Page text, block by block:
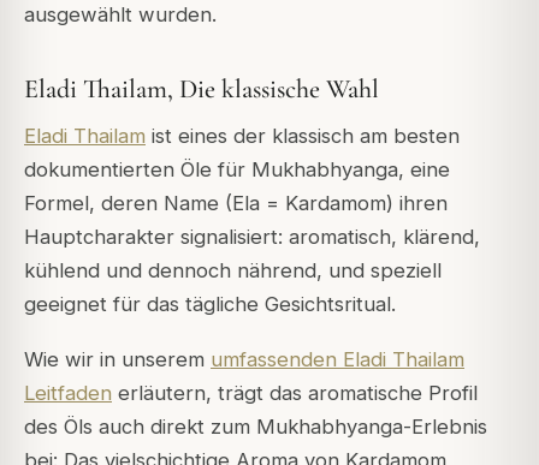
ausgewählt wurden.
Eladi Thailam, Die klassische Wahl
Eladi Thailam ist eines der klassisch am besten
dokumentierten Öle für Mukhabhyanga, eine
Formel, deren Name (Ela = Kardamom) ihren
Hauptcharakter signalisiert: aromatisch, klärend,
kühlend und dennoch nährend, und speziell
geeignet für das tägliche Gesichtsritual.
Wie wir in unserem umfassenden Eladi Thailam
Leitfaden erläutern, trägt das aromatische Profil
des Öls auch direkt zum Mukhabhyanga-Erlebnis
bei: Das vielschichtige Aroma von Kardamom,